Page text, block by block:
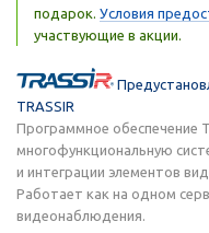
подарок. Условия
участвующие в акции.
TRASSIR
Программное обеспечение
многофункциональную
и интеграции элементов
Работает как на одном
видеонаблюдения.